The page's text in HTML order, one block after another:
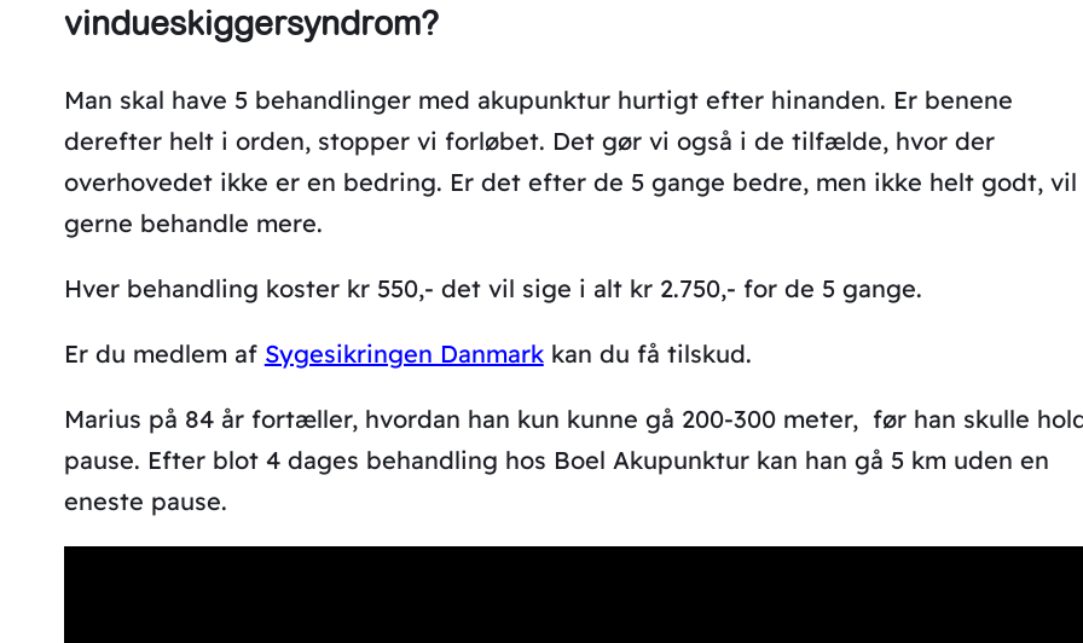
vindueskiggersyndrom?
Man skal have 5 behandlinger med akupunktur hurtigt efter hinanden. Er benene
derefter helt i orden, stopper vi forløbet. Det gør vi også i de tilfælde, hvor der
overhovedet ikke er en bedring. Er det efter de 5 gange bedre, men ikke helt godt, vil
gerne behandle mere.
Hver behandling koster kr 550,- det vil sige i alt kr 2.750,- for de 5 gange.
Er du medlem af Sygesikringen Danmarkkan du få tilskud.
Marius på 84 år fortæller, hvordan han kun kunne gå 200-300 meter, før han skulle
pause. Efter blot 4 dages behandling hos Boel Akupunktur kan han gå 5 km uden en
eneste pause.